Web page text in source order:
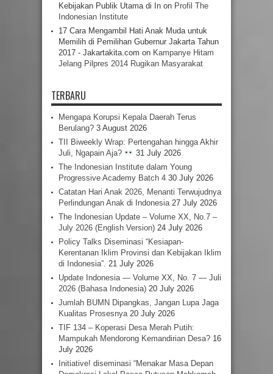
Kebijakan Publik Utama di In on Profil The
Indonesian Institute
17 Cara Mengambil Hati Anak Muda untuk
Memilih di Pemilihan Gubernur Jakarta Tahun
2017 - Jakartakita.com on Kampanye Hitam
Jelang Pilpres 2014 Rugikan Masyarakat
TERBARU
Mengapa Korupsi Kepala Daerah Terus
Berulang? 3 August 2026
TII Biweekly Wrap: Pertengahan hingga Akhir
Juli, Ngapain Aja?
31 July 2026
The Indonesian Institute dalam Young
Progressive Academy Batch 4 30 July 2026
Catatan Hari Anak 2026, Menanti Terwujudnya
Perlindungan Anak di Indonesia 27 July 2026
The Indonesian Update – Volume XX, No.7 –
July 2026 (English Version) 24 July 2026
Policy Talks Diseminasi “Kesiapan-
Kerentanan Iklim Provinsi dan Kebijakan Iklim
di Indonesia”. 21 July 2026
Update Indonesia — Volume XX, No. 7 — Juli
2026 (Bahasa Indonesia) 20 July 2026
Jumlah BUMN Dipangkas, Jangan Lupa Jaga
Kualitas Prosesnya 20 July 2026
TIF 134 – Koperasi Desa Merah Putih:
Mampukah Mendorong Kemandirian Desa? 16
July 2026
Initiative! diseminasi “Menakar Masa Depan